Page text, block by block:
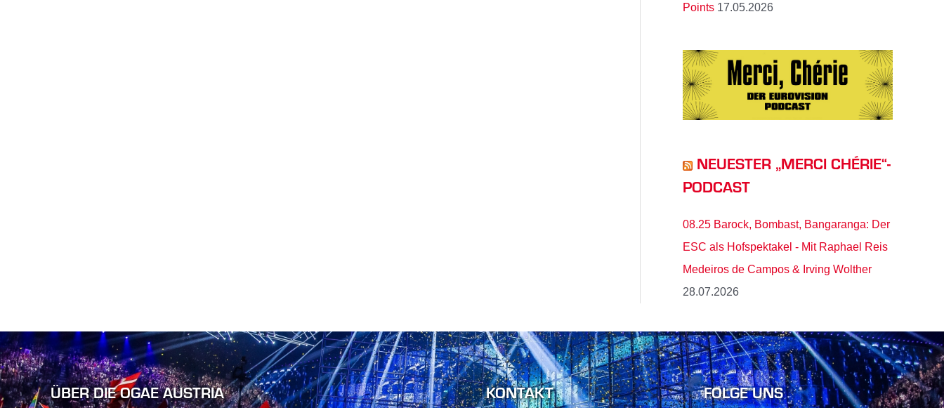
Points 17.05.2026
NEUESTER „MERCI CHÉRIE“-
PODCAST
08.25 Barock, Bombast, Bangaranga: Der
ESC als Hofspektakel - Mit Raphael Reis
Medeiros de Campos & Irving Wolther
28.07.2026
ÜBER DIE OGAE AUSTRIA KONTAKT FOLGE UNS